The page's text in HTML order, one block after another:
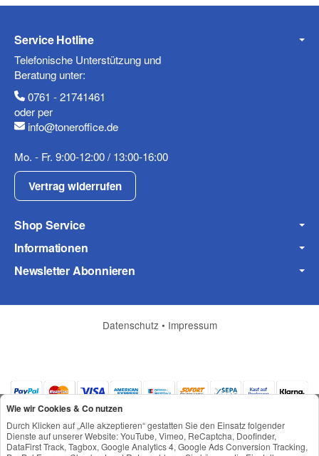
Frage zum Artikel
Ihre Frage
Frage abschicken
Service Hotline
Telefonische Unterstützung und
Beratung unter:
0761 - 21741461
oder per
info@toneroffice.de
Mo. - Fr. 9:00-12:00 / 13:00-16:00
Vertrag widerrufen
Shop Service
Informationen
Newsletter Abonnieren
Datenschutz • Impressum
Wie wir Cookies & Co nutzen
Durch Klicken auf „Alle akzeptieren“ gestatten Sie den Einsatz folgender
Dienste auf unserer Website: YouTube, Vimeo, ReCaptcha, Doofinder,
DataFirst Track, Tagbox, Google Analytics 4, Google Ads Conversion Tracking,